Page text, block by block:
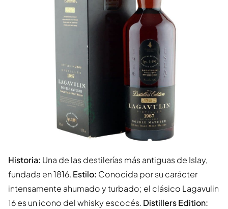
Historia: Una de las destilerías más antiguas de Islay,
fundada en 1816. Estilo: Conocida por su carácter
intensamente ahumado y turbado; el clásico Lagavulin
16 es un icono del whisky escocés. Distillers Edition: